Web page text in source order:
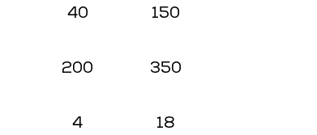
40 150
200 350
4 18